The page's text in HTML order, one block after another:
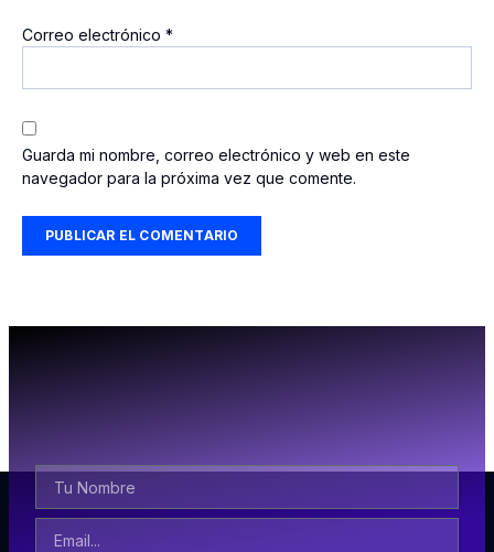
Correo electrónico *
Guarda mi nombre, correo electrónico y web en este
navegador para la próxima vez que comente.